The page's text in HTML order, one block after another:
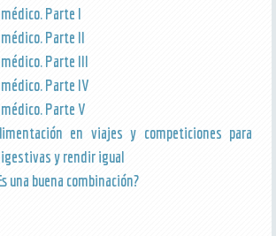
Parte I
Parte II
Parte III
Parte IV
Parte V
en viajes y competiciones para
y rendir igual
una buena combinación?